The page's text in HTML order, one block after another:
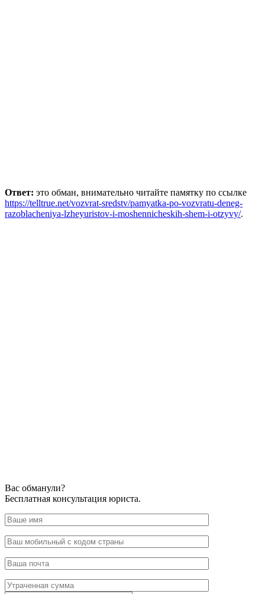
Ответ: это обман, внимательно читайте памятку по ссылке
https://telltrue.net/vozvrat-sredstv/pamyatka-po-vozvratu-deneg-
razoblacheniya-lzheyuristov-i-moshennicheskih-shem-i-otzyvy/.
Вас обманули?
Бесплатная консультация юриста.